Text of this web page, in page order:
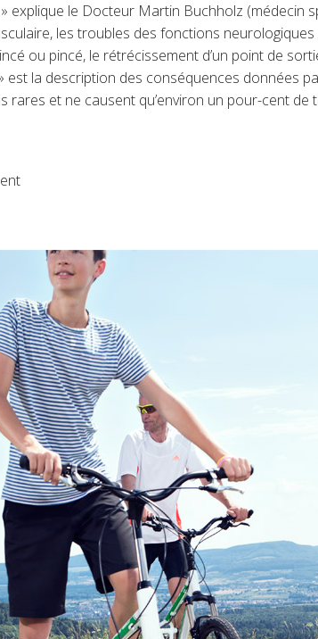
explique le Docteur Martin Buchholz (médecin
les troubles des fonctions
ou pincé, le rétrécissement d’un point de
la description des conséquences données
et ne causent qu’environ un pour-cent de